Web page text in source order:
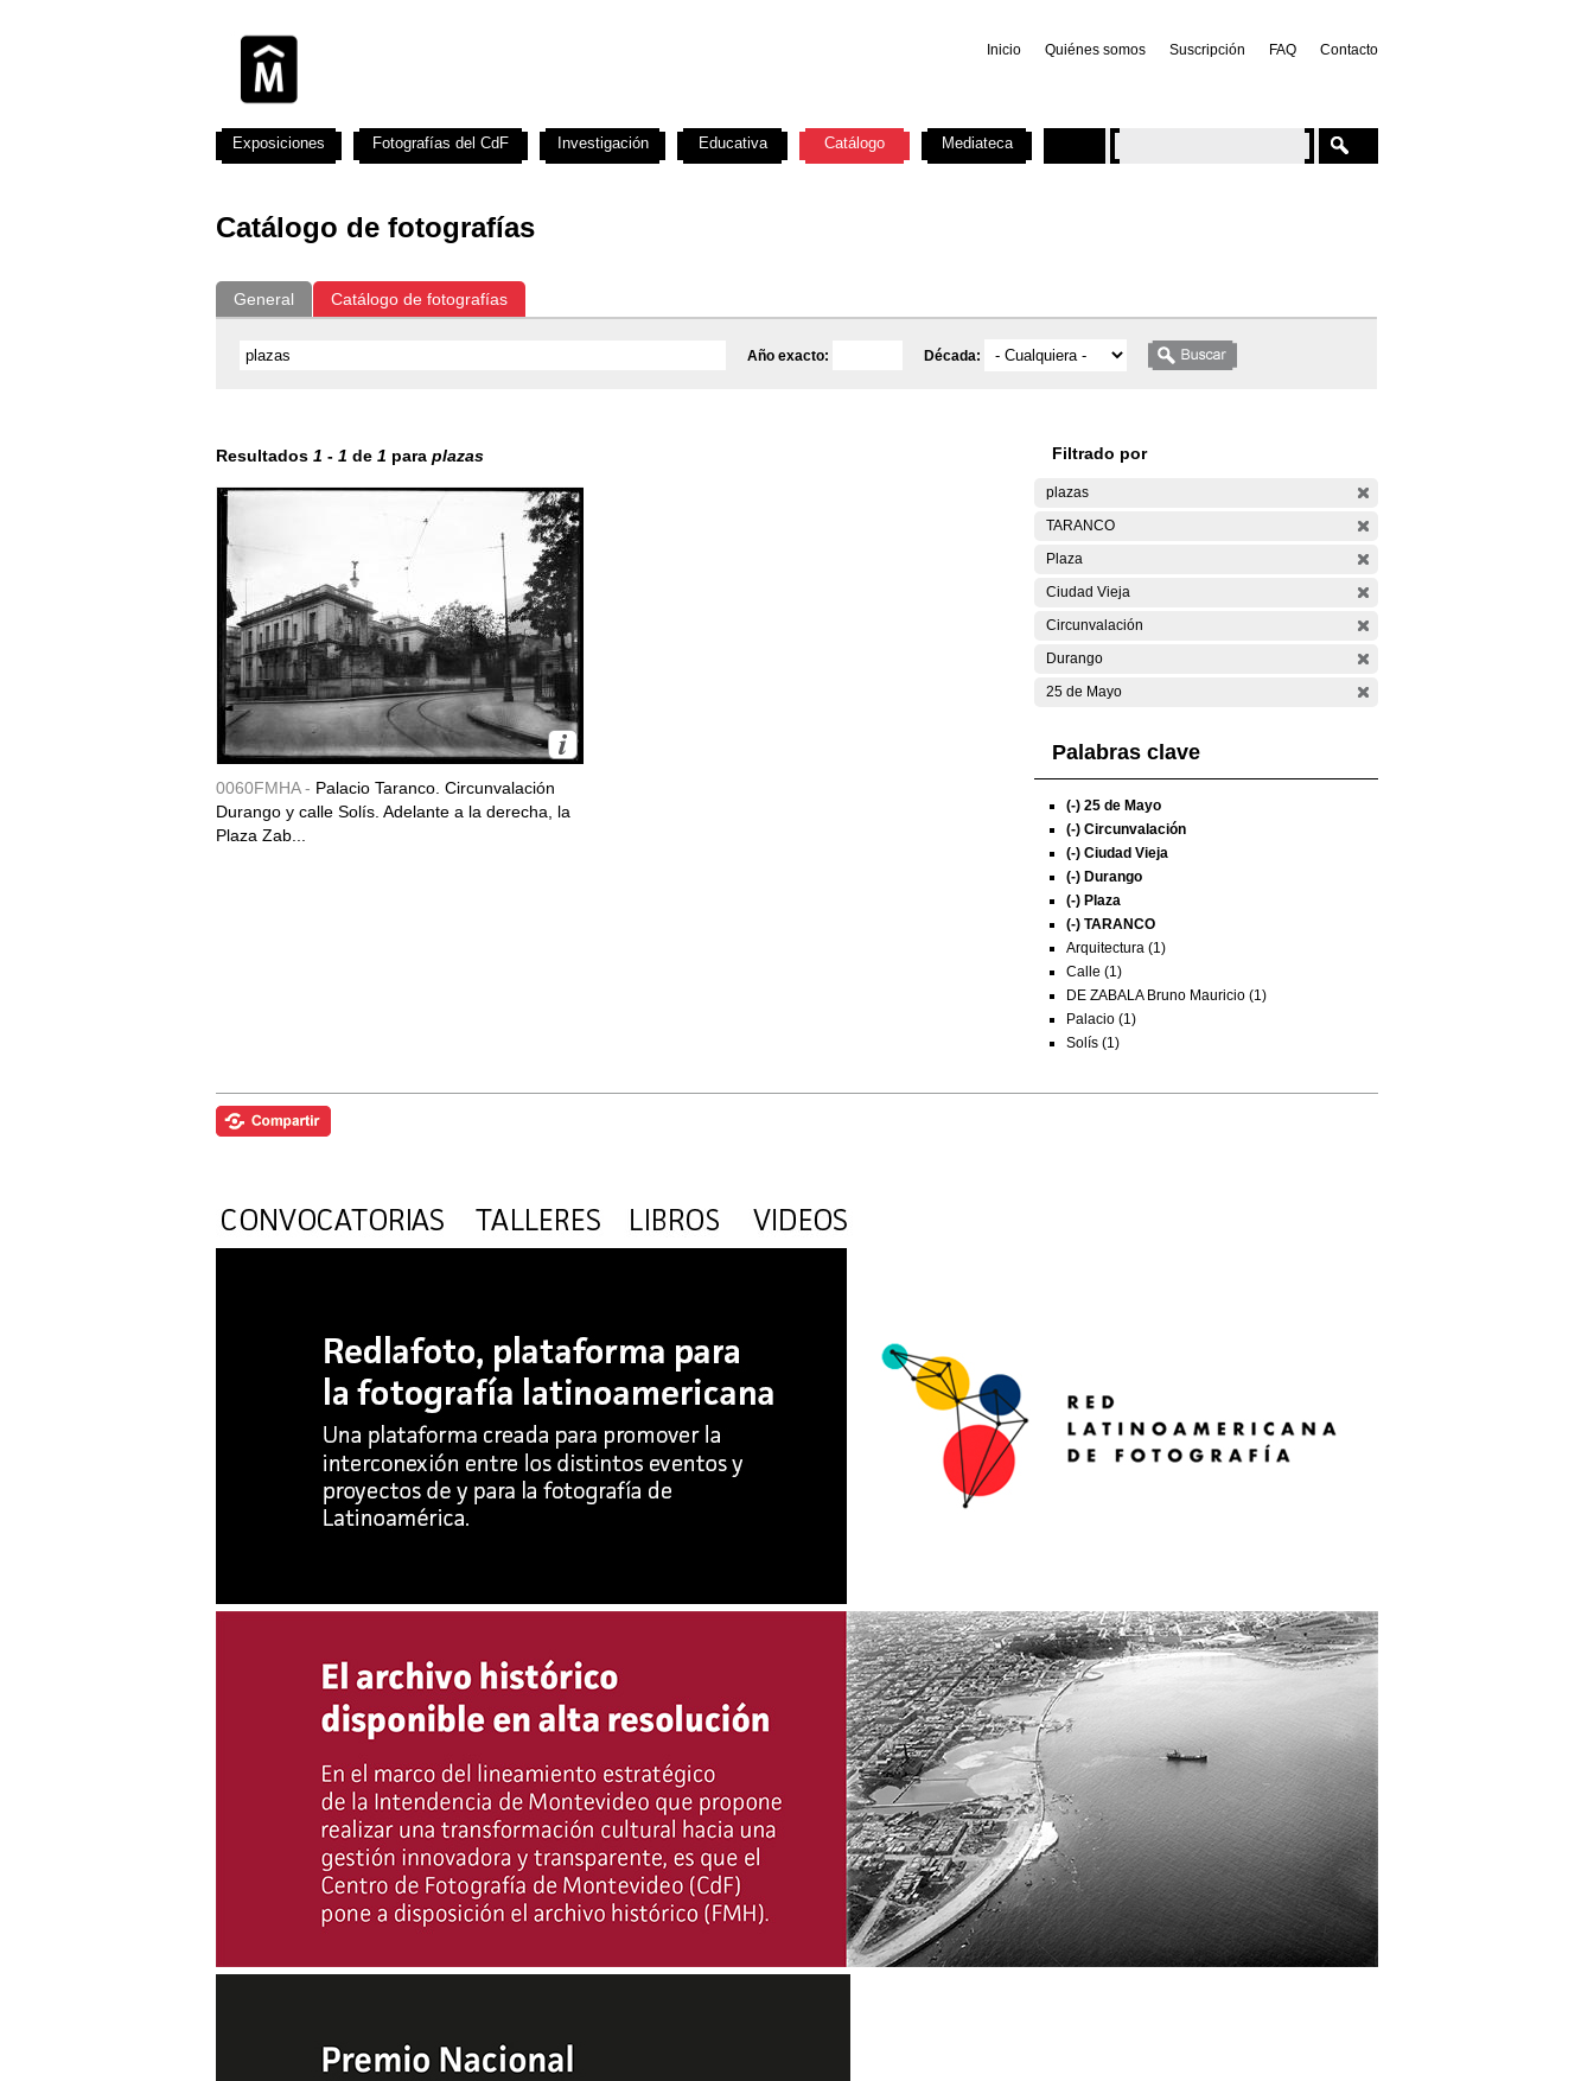
Inicio Quiénes somos Suscripción FAQ Contacto
Catálogo de fotografías
General Catálogo de fotografías
Año exacto: Década:
Resultados 1 - 1 de 1 para plazas
0060FMHA - Palacio Taranco. Circunvalación
Durango y calle Solís. Adelante a la derecha, la
Plaza Zab...
Filtrado por
plazas
TARANCO
Plaza
Ciudad Vieja
Circunvalación
Durango
25 de Mayo
Palabras clave
(-) 25 de Mayo
(-) Circunvalación
(-) Ciudad Vieja
(-) Durango
(-) Plaza
(-) TARANCO
Arquitectura (1)
Calle (1)
DE ZABALA Bruno Mauricio (1)
Palacio (1)
Solís (1)
Exposiciones Fotografías del CdF Investigación Educativa Catálogo Mediateca